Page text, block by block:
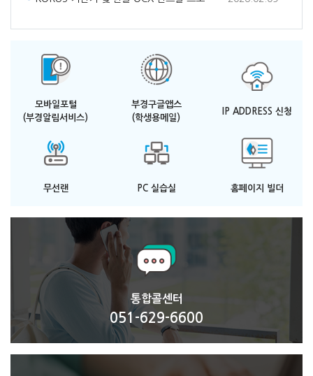
모바일포털
(부경알림서비스)
부경구글앱스
(학생용메일)
IP ADDRESS 신청
무선랜 PC 실습실 홈페이지 빌더
통합콜센터
051-629-6600